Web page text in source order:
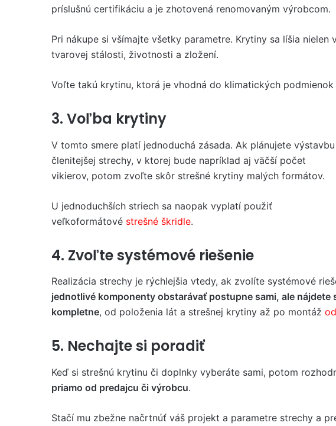
príslušnú certifikáciu a je zhotovená renomovaným výrobcom.
Pri nákupe si všímajte všetky parametre. Krytiny sa líšia
tvarovej stálosti, životnosti a zložení.
Voľte takú krytinu, ktorá je vhodná do klimatických
3. Voľba krytiny
V tomto smere platí jednoduchá zásada. Ak plánujete výstavbu
členitejšej strechy, v ktorej bude napríklad aj väčší počet
vikierov, potom zvoľte skôr strešné krytiny malých formátov.
U jednoduchších striech sa naopak vyplatí použiť
veľkoformátové strešné škridle.
4. Zvoľte systémové riešenie
Realizácia strechy je rýchlejšia vtedy, ak zvolíte systémové
jednotlivé komponenty obstarávať postupne sami, ale
kompletne, od položenia lát a strešnej krytiny až po montáž
5. Nechajte si poradiť
Keď si strešnú krytinu či doplnky vyberáte sami, potom
priamo od predajcu či výrobcu.
Stačí mu zbežne načrtnúť váš projekt a parametre strechy a